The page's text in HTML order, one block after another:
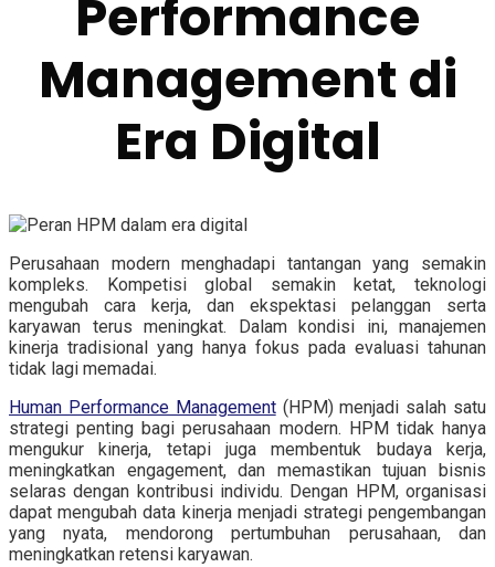
Performance
Management di
Era Digital
Perusahaan modern menghadapi tantangan yang semakin
kompleks. Kompetisi global semakin ketat, teknologi
mengubah cara kerja, dan ekspektasi pelanggan serta
karyawan terus meningkat. Dalam kondisi ini, manajemen
kinerja tradisional yang hanya fokus pada evaluasi tahunan
tidak lagi memadai.
Human Performance Management(HPM)menjadi salah satu
strategi penting bagi perusahaan modern. HPM tidak hanya
mengukur kinerja, tetapi juga membentuk budaya kerja,
meningkatkan engagement, dan memastikan tujuan bisnis
selaras dengan kontribusi individu. Dengan HPM, organisasi
dapat mengubah data kinerja menjadi strategi pengembangan
yang nyata, mendorong pertumbuhan perusahaan, dan
meningkatkan retensi karyawan.